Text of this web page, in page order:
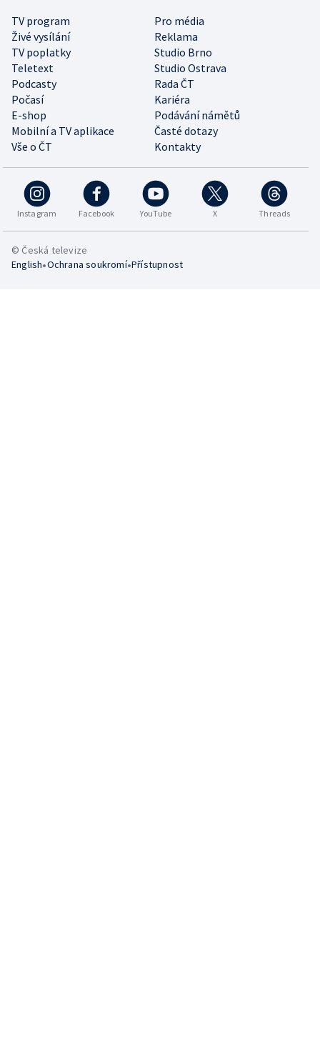
TV program
Pro média
Živé vysílání
Reklama
TV poplatky
Studio Brno
Teletext
Studio Ostrava
Podcasty
Rada ČT
Počasí
Kariéra
E-shop
Podávání námětů
Mobilní a TV aplikace
Časté dotazy
Vše o ČT
Kontakty
Instagram Facebook YouTube X Threads
© Česká televize
English•Ochrana soukromí•Přístupnost